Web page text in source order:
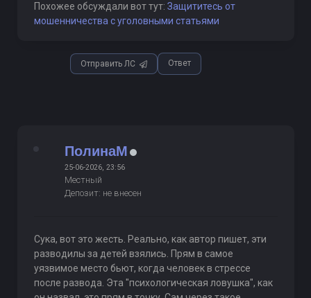
Похожее обсуждали вот тут: Защититесь от
мошенничества с уголовными статьями
Отправить ЛС Ответ
ПолинаМ
25-06-2026, 23:56
Местный
Депозит: не внесен
Сука, вот это жесть. Реально, как автор пишет, эти
разводилы за детей взялись. Прям в самое
уязвимое место бьют, когда человек в стрессе
после развода. Эта "психологическая ловушка", как